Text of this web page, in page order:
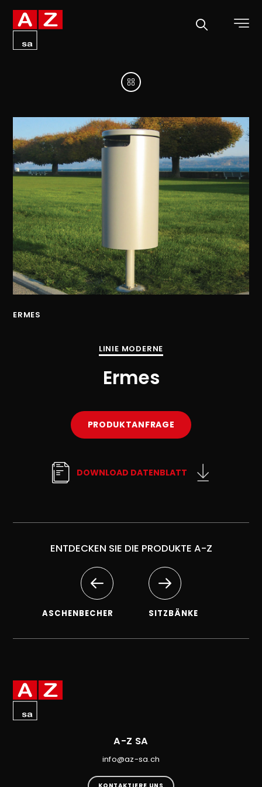
ERMES
LINIE MODERNE
Ermes
PRODUKTANFRAGE
DOWNLOAD DATENBLATT
ENTDECKEN SIE DIE PRODUKTE A-Z
ASCHENBECHER SITZBÄNKE
A-Z SA
info@az-sa.ch